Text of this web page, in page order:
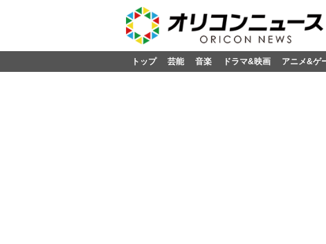
トップ 芸能 音楽 ドラマ&映画 アニメ&ゲ